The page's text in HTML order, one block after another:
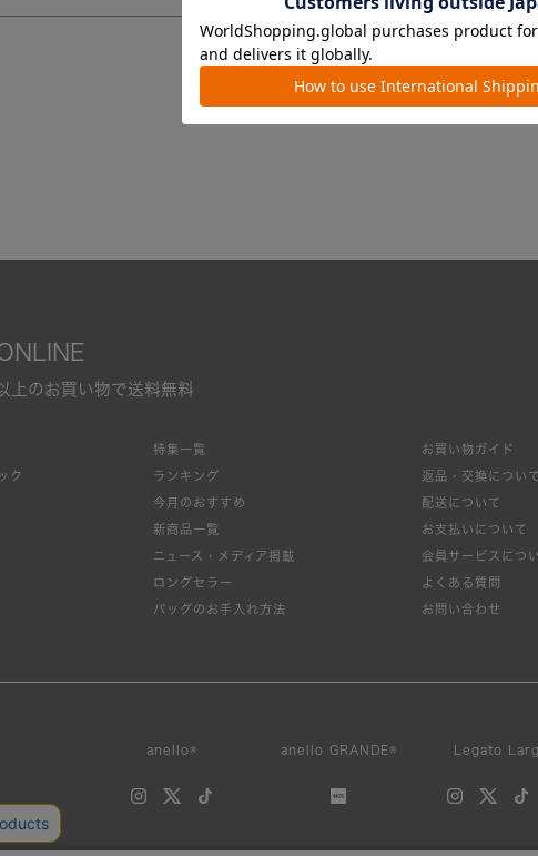
上のお買い物で送料無料
ク
特集一覧
ランキング
今月のおすすめ
新商品一覧
ニュース・メディア掲載
ロングセラー
バッグのお手入れ方法
お買い物ガイド
返品・交換について
配送について
お支払いについて
会員サービスにつ
よくある質問
お問い合わせ
anello® anello GRANDE® Legato